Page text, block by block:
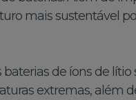
mais sustentável
de íons de
extremas, além